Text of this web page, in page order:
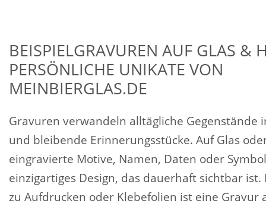
BEISPIELGRAVUREN AUF GLAS &
PERSÖNLICHE UNIKATE VON
MEINBIERGLAS.DE
Gravuren verwandeln alltägliche Gegenstände
und bleibende Erinnerungsstücke. Auf Glas
eingravierte Motive, Namen, Daten oder
einzigartiges Design, das dauerhaft sichtbar ist.
zu Aufdrucken oder Klebefolien ist eine Gravur